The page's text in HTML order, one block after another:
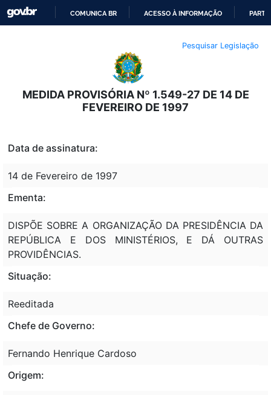
O
CONTEÚDO
COMUNICA BR ACESSO À INFORMAÇÃO
Pesquisar Legislação
MEDIDA PROVISÓRIA Nº 1.549-27 DE 14 DE
FEVEREIRO DE 1997
Data de assinatura:
14 de Fevereiro de 1997
Ementa:
DISPÕE SOBRE A ORGANIZAÇÃO DA PRESIDÊNCIA DA
REPÚBLICA E DOS MINISTÉRIOS, E DÁ OUTRAS
PROVIDÊNCIAS.
Situação:
Reeditada
Chefe de Governo:
Fernando Henrique Cardoso
Origem: